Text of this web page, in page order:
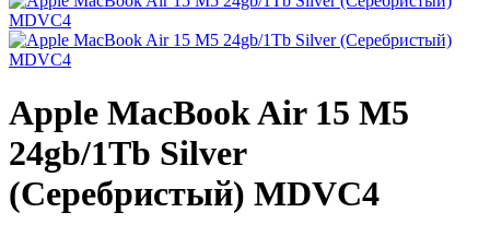
Apple MacBook Air 15 M5
24gb/1Tb Silver
(Серебристый) MDVC4